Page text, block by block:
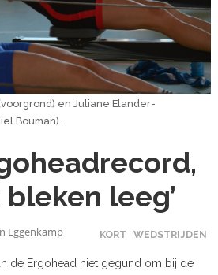
en Juliane Elander-
Bouman).
bleken leeg’
KORT WEDSTRIJDEN
Eggenkamp
de Ergohead niet gegund om bij de